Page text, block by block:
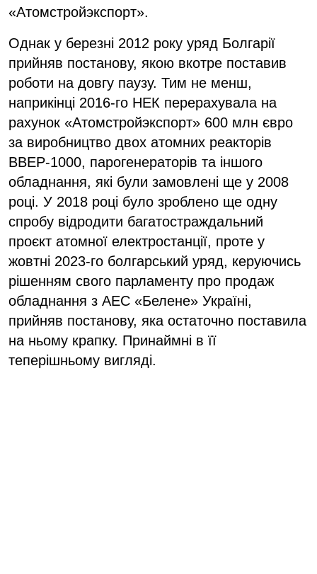
«Атомстройэкспорт».
Однак у березні 2012 року уряд Болгарії
прийняв постанову, якою вкотре поставив
роботи на довгу паузу. Тим не менш,
наприкінці 2016-го НЕК перерахувала на
рахунок «Атомстройэкспорт» 600 млн євро
за виробництво двох атомних реакторів
ВВЕР-1000, парогенераторів та іншого
обладнання, які були замовлені ще у 2008
році. У 2018 році було зроблено ще одну
спробу відродити багатостраждальний
проєкт атомної електростанції, проте у
жовтні 2023-го болгарський уряд, керуючись
рішенням свого парламенту про продаж
обладнання з АЕС «Белене» Україні,
прийняв постанову, яка остаточно поставила
на ньому крапку. Принаймні в її
теперішньому вигляді.